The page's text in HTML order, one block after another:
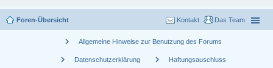
Foren-Übersicht Das Team
Kontakt
chevron_right Allgemeine Hinweise zur Benutzung des Forums
chevron_right Datenschutzerklärung chevron_right Haftungsauschluss